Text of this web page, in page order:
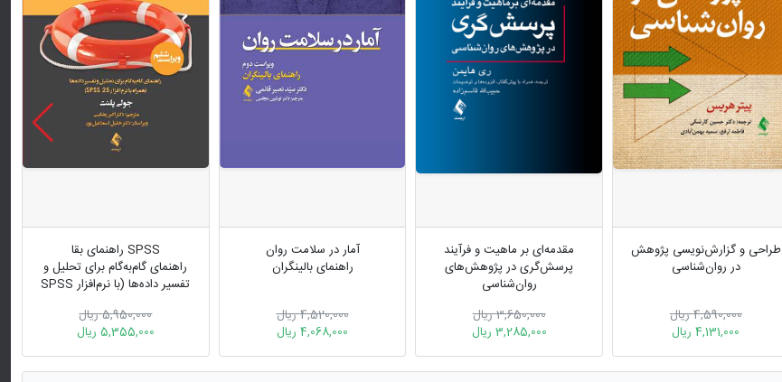
طراحی و گزارش‌نویسی پژوهش
در روان‌شناسی
4,590,000 ریال
4,131,000 ریال
مقدمه‌ای بر ماهیت و فرآیند
پرسش‌گری در پژوهش‌های
روان‌شناسی
3,650,000 ریال
3,285,000 ریال
آمار در سلامت روان
راهنمای بالینگران
4,520,000 ریال
4,068,000 ریال
SPSS راهنمای بقا
راهنمای گام‌به‌گام برای تحلیل و
تفسیر داده‌ها (با نرم‌افزار SPSS
5,950,000 ریال
5,355,000 ریال